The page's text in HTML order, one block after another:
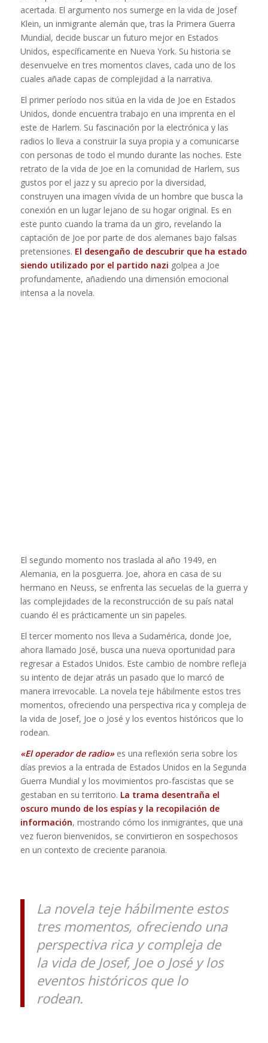
acertada. El argumento nos sumerge en la vida de Josef
Klein, un inmigrante alemán que, tras la Primera Guerra
Mundial, decide buscar un futuro mejor en Estados
Unidos, específicamente en Nueva York. Su historia se
desenvuelve en tres momentos claves, cada uno de los
cuales añade capas de complejidad a la narrativa.
El primer período nos sitúa en la vida de Joe en Estados
Unidos, donde encuentra trabajo en una imprenta en el
este de Harlem. Su fascinación por la electrónica y las
radios lo lleva a construir la suya propia y a comunicarse
con personas de todo el mundo durante las noches. Este
retrato de la vida de Joe en la comunidad de Harlem, sus
gustos por el jazz y su aprecio por la diversidad,
construyen una imagen vívida de un hombre que busca la
conexión en un lugar lejano de su hogar original. Es en
este punto cuando la trama da un giro, revelando la
captación de Joe por parte de dos alemanes bajo falsas
pretensiones. El desengaño de descubrir que ha estado
siendo utilizado por el partido nazi golpea a Joe
profundamente, añadiendo una dimensión emocional
intensa a la novela.
El segundo momento nos traslada al año 1949, en
Alemania, en la posguerra. Joe, ahora en casa de su
hermano en Neuss, se enfrenta las secuelas de la guerra y
las complejidades de la reconstrucción de su país natal
cuando él es prácticamente un sin papeles.
El tercer momento nos lleva a Sudamérica, donde Joe,
ahora llamado José, busca una nueva oportunidad para
regresar a Estados Unidos. Este cambio de nombre refleja
su intento de dejar atrás un pasado que lo marcó de
manera irrevocable. La novela teje hábilmente estos tres
momentos, ofreciendo una perspectiva rica y compleja de
la vida de Josef, Joe o José y los eventos históricos que lo
rodean.
«El operador de radio»es una reflexión seria sobre los
días previos a la entrada de Estados Unidos en la Segunda
Guerra Mundial y los movimientos pro-fascistas que se
gestaban en su territorio. La trama desentraña el
oscuro mundo de los espías y la recopilación de
información, mostrando cómo los inmigrantes, que una
vez fueron bienvenidos, se convirtieron en sospechosos
en un contexto de creciente paranoia.
La novela teje hábilmente estos
tres momentos, ofreciendo una
perspectiva rica y compleja de
la vida de Josef, Joe o José y los
eventos históricos que lo
rodean.